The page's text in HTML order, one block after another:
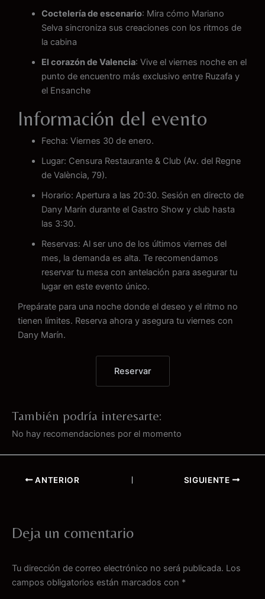
Coctelería de escenario: Mira cómo Mariano
Selva sincroniza sus creaciones con los ritmos de
la cabina
El corazón de Valencia: Vive el viernes noche en el
punto de encuentro más exclusivo entre Ruzafa y
el Ensanche
Información del evento
Fecha: Viernes 30 de enero.
Lugar: Censura Restaurante & Club (Av. del Regne
de València, 79).
Horario: Apertura a las 20:30. Sesión en directo de
Dany Marín durante el Gastro Show y club hasta
las 3:30.
Reservas: Al ser uno de los últimos viernes del
mes, la demanda es alta. Te recomendamos
reservar tu mesa con antelación para asegurar tu
lugar en este evento único.
Prepárate para una noche donde el deseo y el ritmo no
tienen límites. Reserva ahora y asegura tu viernes con
Dany Marín.
Reservar
También podría interesarte:
No hay recomendaciones por el momento
ANTERIOR SIGUIENTE
Deja un comentario
Tu dirección de correo electrónico no será publicada. Los
campos obligatorios están marcados con *